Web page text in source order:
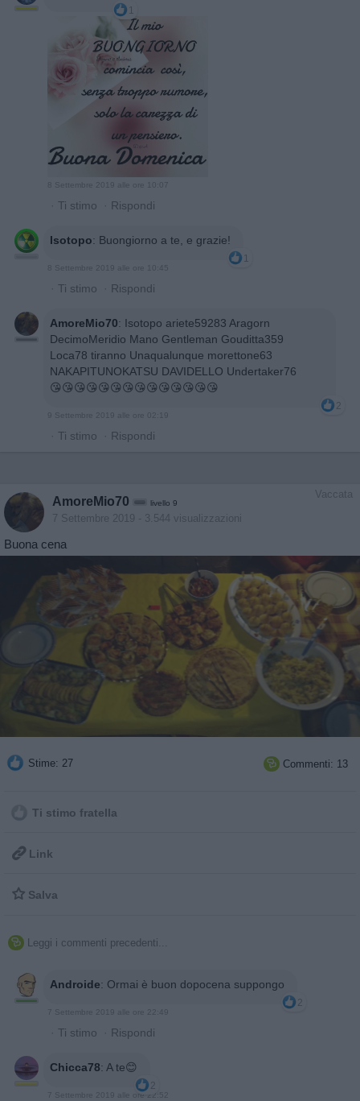
1
8 Settembre 2019 alle ore 10:07
· Ti stimo · Rispondi
Isotopo: Buongiorno a te, e grazie!
1
8 Settembre 2019 alle ore 10:45
· Ti stimo · Rispondi
AmoreMio70: Isotopo ariete59283 Aragorn
DecimoMeridio Mano Gentleman Gouditta359
Loca78 tiranno Unaqualunque morettone63
NAKAPITUNOKATSU DAVIDELLO Undertaker76
😘😘😘😘😘😘😘😘😘😘😘😘😘😘
2
9 Settembre 2019 alle ore 02:19
· Ti stimo · Rispondi
Vaccata
AmoreMio70 livello 9
7 Settembre 2019 - 3.544 visualizzazioni
Buona cena
Stime: 27  Commenti: 13
Ti stimo fratella
 Link
 Salva
 Leggi i commenti precedenti...
Androide: Ormai è buon dopocena suppongo
2
7 Settembre 2019 alle ore 22:49
· Ti stimo · Rispondi
Chicca78: A te😊
2
7 Settembre 2019 alle ore 22:52